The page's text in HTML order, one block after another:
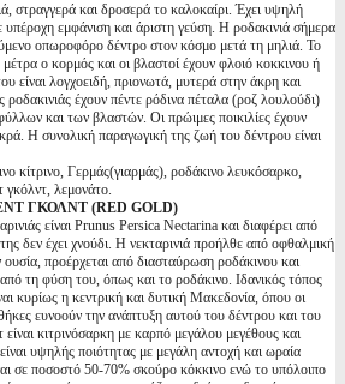
στραγγερά και δροσερά το καλοκαίρι. Έχει υψηλή
εμφάνιση και άριστη γεύση. Η ροδακινιά σήμερα
οπωροφόρο δέντρο στον κόσμο μετά τη μηλιά. Το
ο κορμός και οι βλαστοί έχουν φλοιό κοκκινου ή
είναι λογχοειδή, πριονωτά, μυτερά στην άκρη και
έχουν πέντε ρόδινα πέταλα (ροζ λουλούδι)
και των βλαστών. Οι πρώιμες ποικιλίες έχουν
Η συνολική παραγωγική της ζωή του δέντρου είναι
κίτρινο, Γερμάς(γιαρμάς), ροδάκινο λευκόσαρκο,
γκόλντ, λεμονάτο.
ΓΚΟΛΝΤ (RED GOLD)
είναι Prunus Persica Nectarina και διαφέρει από
δεν έχει χνούδι. Η νεκταρινιά προήλθε από οφθαλμική
προέρχεται από διασταύρωση ροδάκινου και
τη φύση του, όπως και το ροδάκινο. Ιδανικός τόπος
κυρίως η κεντρική και δυτική Μακεδονία, όπου οι
ευνοούν την ανάπτυξη αυτού του δέντρου και του
κιτρινόσαρκη με καρπό μεγάλου μεγέθους και
υψηλής ποιότητας με μεγάλη αντοχή και ωραία
σε ποσοστό 50-70% σκούρο κόκκινο ενώ το υπόλοιπο